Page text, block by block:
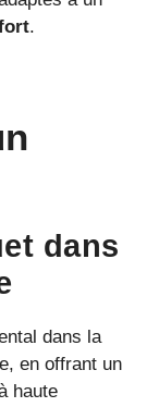
.
dans
dans la
en offrant un
haute